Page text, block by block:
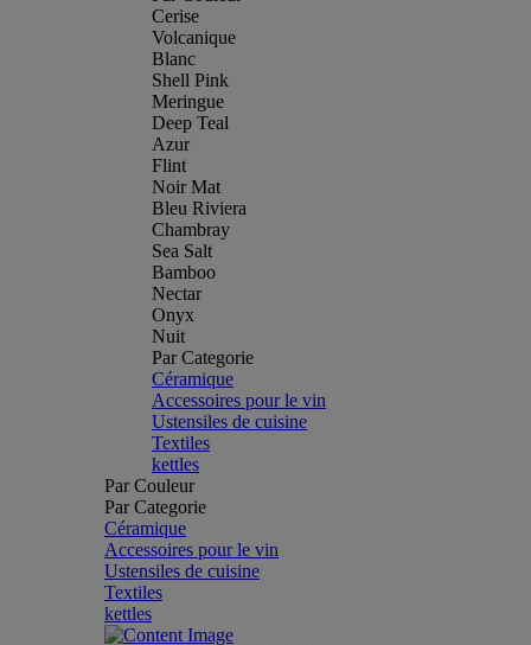
Cerise
Volcanique
Blanc
Shell Pink
Meringue
Deep Teal
Azur
Flint
Noir Mat
Bleu Riviera
Chambray
Sea Salt
Bamboo
Nectar
Onyx
Nuit
Par Categorie
Céramique
Accessoires pour le vin
Ustensiles de cuisine
Textiles
kettles
Par Couleur
Par Categorie
Céramique
Accessoires pour le vin
Ustensiles de cuisine
Textiles
kettles